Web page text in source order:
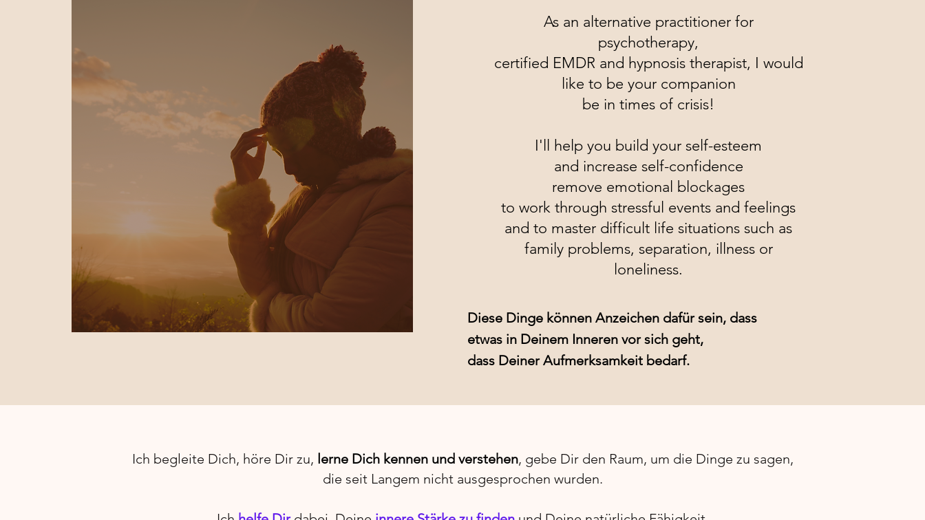
As an alternative practitioner for
psychotherapy,
certified EMDR and hypnosis therapist, I would
like to be your companion
be in times of crisis!
I'll help you build your self-esteem
and increase self-confidence
remove emotional blockages
to work through stressful events and feelings
and to master difficult life situations such as
family problems, separation, illness or
loneliness.
Diese Dinge können Anzeichen dafür sein, dass
etwas in Deinem Inneren vor sich geht,
dass Deiner Aufmerksamkeit bedarf. ​
Ich begleite Dich, höre Dir zu, lerne Dich kennen und verstehen, gebe Dir den Raum, um die Dinge zu sagen,
die seit Langem nicht ausgesprochen wurden.